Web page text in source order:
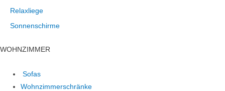
Relaxliege
Sonnenschirme
WOHNZIMMER
Sofas
Wohnzimmerschränke